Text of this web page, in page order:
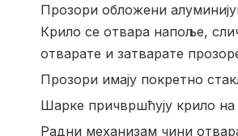
Прозори обложени
Крило се отвара напоље,
отварате и затварате
Прозори имају покретно
Шарке причвршћују крило
Радни механизам чини